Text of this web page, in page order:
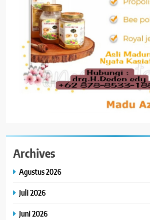
Archives
Agustus 2026
Juli 2026
Juni 2026